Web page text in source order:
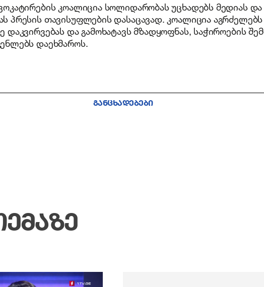
კოალიცია სოლიდარობას უცხადებს მედიას და
პრესის თავისუფლების დასაცავად. კოალიცია
დაკვირვებას და გამოხატავს მზადყოფნას, საჭიროების
დაეხმაროს.
ᲒᲐᲜᲪᲮᲐᲓᲔᲑᲔᲑᲘ